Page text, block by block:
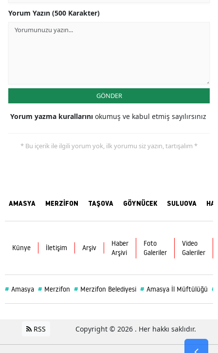
Yorum Yazın (500 Karakter)
GÖNDER
Yorum yazma kurallarını okumuş ve kabul etmiş sayılırsınız
* Bu içerik ile ilgili yorum yok, ilk yorumu siz yazın, tartışalım *
AMASYA MERZİFON TAŞOVA GÖYNÜCEK SULUOVA
Künye İletişim Arşiv
Haber
Arşivi
Foto
Galeriler
Video
Galeriler
# Amasya # Merzifon # Merzifon Belediyesi # Amasya İl Müftülüğü #
RSS Copyright © 2026 . Her hakkı saklıdır.